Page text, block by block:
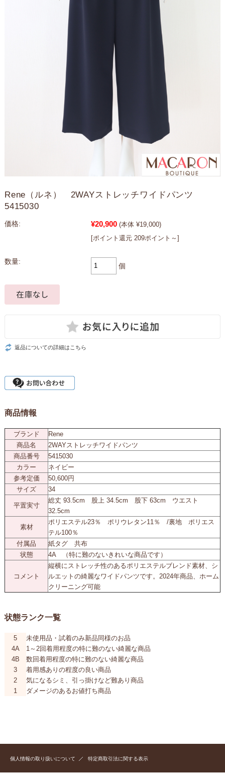
Rene（ルネ） 2WAYストレッチワイドパンツ
5415030
価格: ¥20,900 (本体 ¥19,000)
[ポイント還元 209ポイント～]
数量:
個
返品についての詳細はこちら
商品情報
ブランド
Rene
商品名
2WAYストレッチワイドパンツ
商品番号
5415030
カラー
ネイビー
参考定価
50,600円
サイズ
34
平置実寸
総丈 93.5cm 股上 34.5cm 股下 63cm ウエスト
32.5cm
素材
ポリエステル23％ ポリウレタン11％ /裏地 ポリエス
テル100％
付属品
紙タグ 共布
状態
4A （特に難のないきれいな商品です）
コメント
縦横にストレッチ性のあるポリエステルブレンド素材、シ
ルエットの綺麗なワイドパンツです。2024年商品、ホーム
クリーニング可能
状態ランク一覧
5
未使用品・試着のみ新品同様のお品
4A
1～2回着用程度の特に難のない綺麗な商品
4B
数回着用程度の特に難のない綺麗な商品
3
着用感ありの程度の良い商品
2
気になるシミ、引っ掛けなど難あり商品
1
ダメージのあるお値打ち商品
個人情報の取り扱いについて 特定商取引法に関する表示